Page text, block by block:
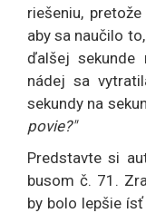
riešeniu,
aby sa naučilo
ďalšej sekunde
nádej sa
sekundy na
povie?"
Predstavte si
busom č. 71.
by bolo lepšie